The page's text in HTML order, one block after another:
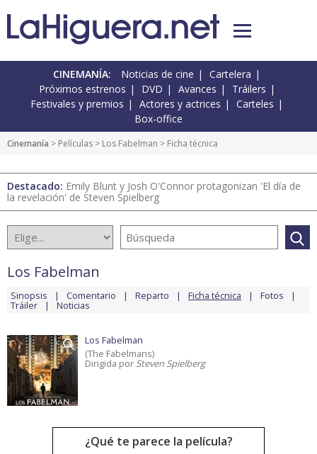
CINEMANÍA: Noticias de cine
Cartelera
Próximos estrenos
DVD Avances
Tráilers
Festivales y premios
Actores y actrices
Carteles
Box-office
Cinemanía > Películas > Los Fabelman > Ficha técnica
Destacado: Emily Blunt y Josh O'Connor protagonizan 'El día de
la revelación' de Steven Spielberg
Los Fabelman
Sinopsis Comentario Reparto Ficha técnica Fotos
Tráiler Noticias
Los Fabelman
(The Fabelmans)
Dirigida por Steven Spielberg
¿Qué te parece la película?